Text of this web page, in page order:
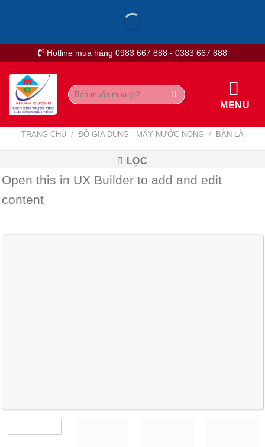
Hotline mua hàng 0983 667 888 - 0383 667 888
Tìm
kiếm:
MENU
TRANG CHỦ / ĐỒ GIA DỤNG - MÁY NƯỚC NÓNG / BÀN LÀ
LỌC
Open this in UX Builder to add and edit
content